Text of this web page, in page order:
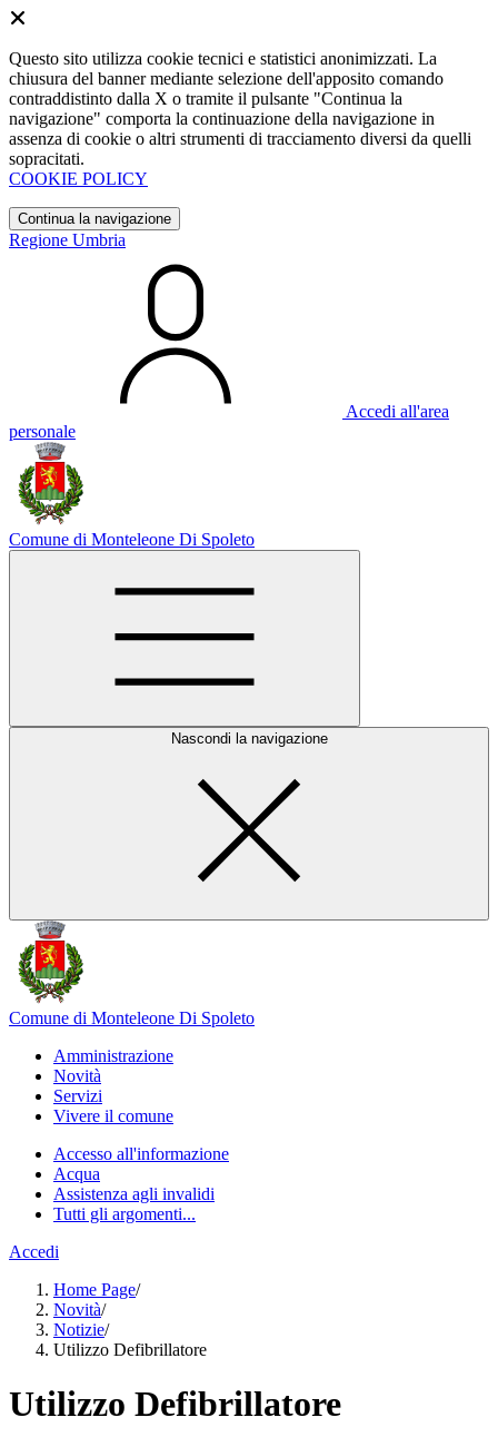
Questo sito utilizza cookie tecnici e statistici anonimizzati. La
chiusura del banner mediante selezione dell'apposito comando
contraddistinto dalla X o tramite il pulsante "Continua la
navigazione" comporta la continuazione della navigazione in
assenza di cookie o altri strumenti di tracciamento diversi da quelli
sopracitati.
COOKIE POLICY
Continua la navigazione
Regione Umbria
Accedi all'area
personale
Comune di Monteleone Di Spoleto
Nascondi la navigazione
Comune di Monteleone Di Spoleto
Amministrazione
Novità
Servizi
Vivere il comune
Accesso all'informazione
Acqua
Assistenza agli invalidi
Tutti gli argomenti...
Accedi
Home Page/
Novità/
Notizie/
Utilizzo Defibrillatore
Utilizzo Defibrillatore